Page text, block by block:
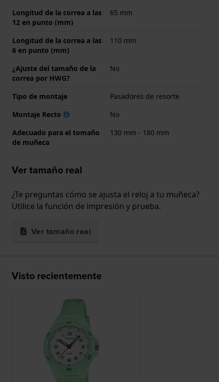
Longitud de la correa a las
12 en punto (mm)
65 mm
Longitud de la correa a las
6 en punto (mm)
110 mm
¿Ajuste del tamaño de la
correa por HWG?
No
Tipo de montaje
Pasadores de resorte
Montaje Recto
No
Adecuado para el tomaño
de muñeca
130 mm - 180 mm
Ver tamaño real
¿Te preguntas cómo se ajusta el reloj a tu muñeca?
Utilice la función de impresión y prueba.
Ver tamaño real
Visto recientemente